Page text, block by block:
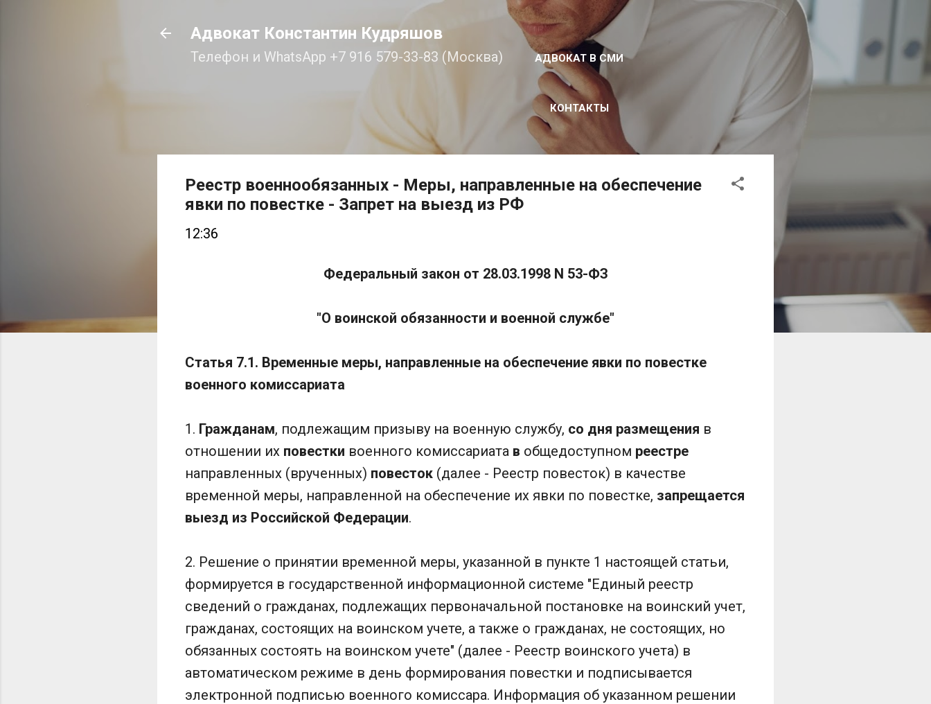
К основному контенту
Адвокат Константин Кудряшов
Телефон и WhatsApp +7 916 579-33-83 (Москва) АДВОКАТ В СМИ
КОНТАКТЫ
Реестр военнообязанных - Меры, направленные на обеспечение
явки по повестке - Запрет на выезд из РФ
12:36
Федеральный закон от 28.03.1998 N 53-ФЗ
"О воинской обязанности и военной службе"
Статья 7.1. Временные меры, направленные на обеспечение явки по повестке
военного комиссариата
1. Гражданам, подлежащим призыву на военную службу, со дня размещения в
отношении их повестки военного комиссариата в общедоступном реестре
направленных (врученных) повесток (далее - Реестр повесток) в качестве
временной меры, направленной на обеспечение их явки по повестке, запрещается
выезд из Российской Федерации.
2. Решение о принятии временной меры, указанной в пункте 1 настоящей статьи,
формируется в государственной информационной системе "Единый реестр
сведений о гражданах, подлежащих первоначальной постановке на воинский учет,
гражданах, состоящих на воинском учете, а также о гражданах, не состоящих, но
обязанных состоять на воинском учете" (далее - Реестр воинского учета) в
автоматическом режиме в день формирования повестки и подписывается
электронной подписью военного комиссара. Информация об указанном решении